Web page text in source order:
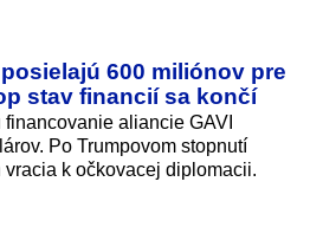
600 miliónov pre
stav financií sa končí
aliancie GAVI
Po Trumpovom stopnutí
k očkovacej diplomacii.